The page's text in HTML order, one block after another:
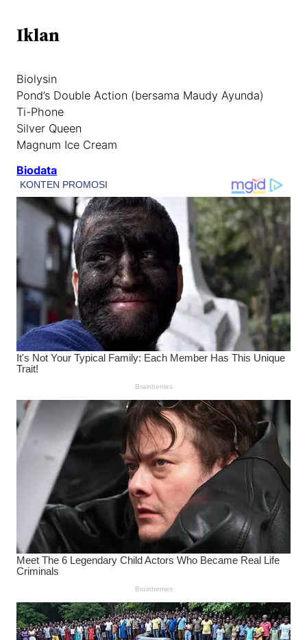
Iklan
Biolysin
Pond’s Double Action (bersama Maudy Ayunda)
Ti-Phone
Silver Queen
Magnum Ice Cream
Biodata